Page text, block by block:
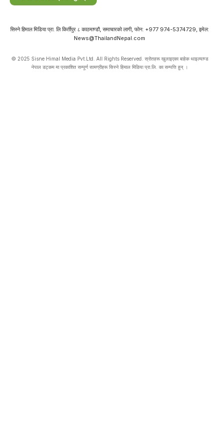
सिस्ने हिमाल मिडिया प्रा. लि किर्तीपुर ८ काठमाण्डौ, समाचारको लागी, फोन: +977 974-5374729, इमेल:
News@ThailandNepal.com
© 2025 Sisne Himal Media Pvt.Ltd. All Rights Reserved. स्रोतहरू खुलाइएका बाहेक थाइल्याण्ड
नेपाल डट्कम मा प्रकाशित सम्पूर्ण सामग्रीहरू सिस्ने हिमाल मिडिया प्रा.लि. का सम्पत्ति हुन् ।